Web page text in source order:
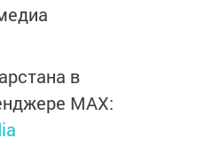
в
MАХ: